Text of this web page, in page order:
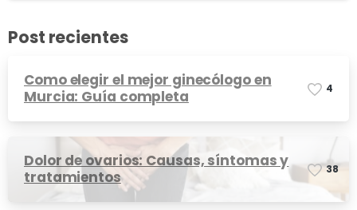
Post recientes
Como elegir el mejor ginecólogo en
Murcia: Guía completa
4
Dolor de ovarios: Causas, síntomas y
tratamientos
38